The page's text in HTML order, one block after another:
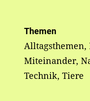
Themen
Alltagsthemen,
Miteinander,
Technik, Tiere